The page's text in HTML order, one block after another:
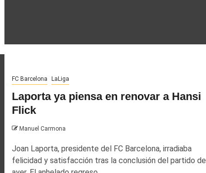
FC Barcelona LaLiga
Laporta ya piensa en renovar a Hansi
Flick
Manuel Carmona
Joan Laporta, presidente del FC Barcelona, irradiaba
felicidad y satisfacción tras la conclusión del partido de